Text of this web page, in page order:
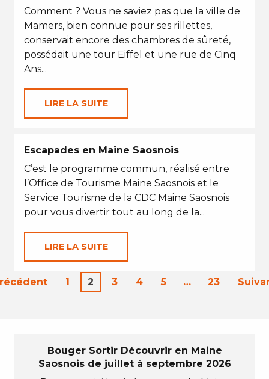
Comment ? Vous ne saviez pas que la ville de
Mamers, bien connue pour ses rillettes,
conservait encore des chambres de sûreté,
possédait une tour Eiffel et une rue de Cinq
Ans...
LIRE LA SUITE
Escapades en Maine Saosnois
C’est le programme commun, réalisé entre
l’Office de Tourisme Maine Saosnois et le
Service Tourisme de la CDC Maine Saosnois
pour vous divertir tout au long de la...
LIRE LA SUITE
1 2 3 4 5 … 23
Bouger Sortir Découvrir en Maine
Saosnois de juillet à septembre 2026